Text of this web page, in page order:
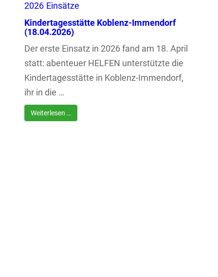
2026 Einsätze
Kindertagesstätte Koblenz-Immendorf
(18.04.2026)
Der erste Einsatz in 2026 fand am 18. April
statt: abenteuer HELFEN unterstützte die
Kindertagesstätte in Koblenz-Immendorf,
ihr in die …
Weiterlesen …